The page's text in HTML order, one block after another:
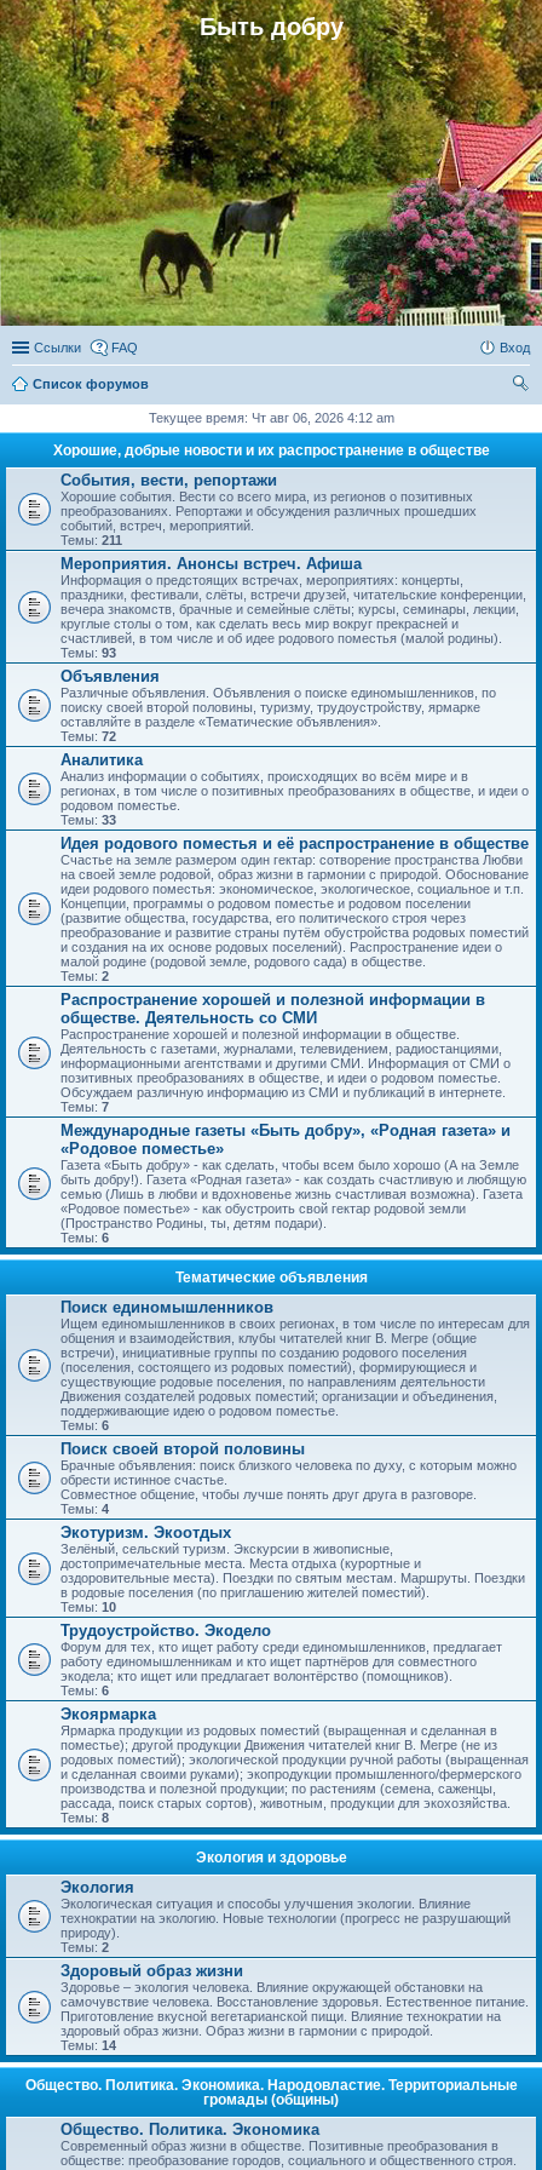
Быть добру
Ссылки FAQ Вход
Список форумов
Текущее время: Чт авг 06, 2026 4:12 am
Хорошие, добрые новости и их распространение в обществе
События, вести, репортажи
Хорошие события. Вести со всего мира, из регионов о позитивных
преобразованиях. Репортажи и обсуждения различных прошедших
событий, встреч, мероприятий.
Темы: 211
Мероприятия. Анонсы встреч. Афиша
Информация о предстоящих встречах, мероприятиях: концерты,
праздники, фестивали, слёты, встречи друзей, читательские конференции,
вечера знакомств, брачные и семейные слёты; курсы, семинары, лекции,
круглые столы о том, как сделать весь мир вокруг прекрасней и
счастливей, в том числе и об идее родового поместья (малой родины).
Темы: 93
Объявления
Различные объявления. Объявления о поиске единомышленников, по
поиску своей второй половины, туризму, трудоустройству, ярмарке
оставляйте в разделе «Тематические объявления».
Темы: 72
Аналитика
Анализ информации о событиях, происходящих во всём мире и в
регионах, в том числе о позитивных преобразованиях в обществе, и идеи о
родовом поместье.
Темы: 33
Идея родового поместья и её распространение в обществе
Счастье на земле размером один гектар: сотворение пространства Любви
на своей земле родовой, образ жизни в гармонии с природой. Обоснование
идеи родового поместья: экономическое, экологическое, социальное и т.п.
Концепции, программы о родовом поместье и родовом поселении
(развитие общества, государства, его политического строя через
преобразование и развитие страны путём обустройства родовых поместий
и создания на их основе родовых поселений). Распространение идеи о
малой родине (родовой земле, родового сада) в обществе.
Темы: 2
Распространение хорошей и полезной информации в
обществе. Деятельность со СМИ
Распространение хорошей и полезной информации в обществе.
Деятельность с газетами, журналами, телевидением, радиостанциями,
информационными агентствами и другими СМИ. Информация от СМИ о
позитивных преобразованиях в обществе, и идеи о родовом поместье.
Обсуждаем различную информацию из СМИ и публикаций в интернете.
Темы: 7
Международные газеты «Быть добру», «Родная газета» и
«Родовое поместье»
Газета «Быть добру» - как сделать, чтобы всем было хорошо (А на Земле
быть добру!). Газета «Родная газета» - как создать счастливую и любящую
семью (Лишь в любви и вдохновенье жизнь счастливая возможна). Газета
«Родовое поместье» - как обустроить свой гектар родовой земли
(Пространство Родины, ты, детям подари).
Темы: 6
Тематические объявления
Поиск единомышленников
Ищем единомышленников в своих регионах, в том числе по интересам для
общения и взаимодействия, клубы читателей книг В. Мегре (общие
встречи), инициативные группы по созданию родового поселения
(поселения, состоящего из родовых поместий), формирующиеся и
существующие родовые поселения, по направлениям деятельности
Движения создателей родовых поместий; организации и объединения,
поддерживающие идею о родовом поместье.
Темы: 6
Поиск своей второй половины
Брачные объявления: поиск близкого человека по духу, с которым можно
обрести истинное счастье.
Совместное общение, чтобы лучше понять друг друга в разговоре.
Темы: 4
Экотуризм. Экоотдых
Зелёный, сельский туризм. Экскурсии в живописные,
достопримечательные места. Места отдыха (курортные и
оздоровительные места). Поездки по святым местам. Маршруты. Поездки
в родовые поселения (по приглашению жителей поместий).
Темы: 10
Трудоустройство. Экодело
Форум для тех, кто ищет работу среди единомышленников, предлагает
работу единомышленникам и кто ищет партнёров для совместного
экодела; кто ищет или предлагает волонтёрство (помощников).
Темы: 6
Экоярмарка
Ярмарка продукции из родовых поместий (выращенная и сделанная в
поместье); другой продукции Движения читателей книг В. Мегре (не из
родовых поместий); экологической продукции ручной работы (выращенная
и сделанная своими руками); экопродукции промышленного/фермерского
производства и полезной продукции; по растениям (семена, саженцы,
рассада, поиск старых сортов), животным, продукции для экохозяйства.
Темы: 8
Экология и здоровье
Экология
Экологическая ситуация и способы улучшения экологии. Влияние
технократии на экологию. Новые технологии (прогресс не разрушающий
природу).
Темы: 2
Здоровый образ жизни
Здоровье – экология человека. Влияние окружающей обстановки на
самочувствие человека. Восстановление здоровья. Естественное питание.
Приготовление вкусной вегетарианской пищи. Влияние технократии на
здоровый образ жизни. Образ жизни в гармонии с природой.
Темы: 14
Общество. Политика. Экономика. Народовластие. Территориальные
громады (общины)
Общество. Политика. Экономика
Современный образ жизни в обществе. Позитивные преобразования в
обществе: преобразование городов, социального и общественного строя.